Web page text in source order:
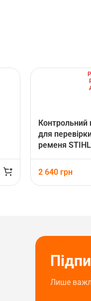
Контрольний
для
ременя STIHL
2 640 грн
Лише